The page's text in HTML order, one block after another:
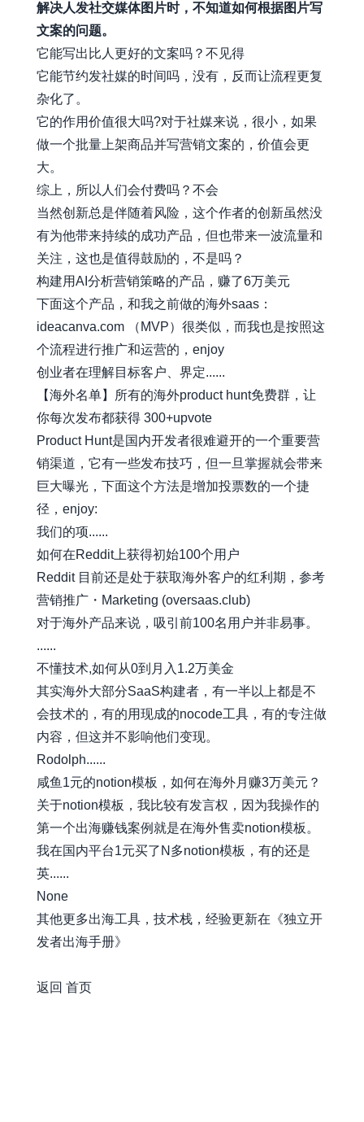
解决人发社交媒体图片时，不知道如何根据图片写
文案的问题。
它能写出比人更好的文案吗？不见得
它能节约发社媒的时间吗，没有，反而让流程更复
杂化了。
它的作用价值很大吗?对于社媒来说，很小，如果
做一个批量上架商品并写营销文案的，价值会更
大。
综上，所以人们会付费吗？不会
当然创新总是伴随着风险，这个作者的创新虽然没
有为他带来持续的成功产品，但也带来一波流量和
关注，这也是值得鼓励的，不是吗？
构建用AI分析营销策略的产品，赚了6万美元
下面这个产品，和我之前做的海外saas：
ideacanva.com （MVP）很类似，而我也是按照这
个流程进行推广和运营的，enjoy
创业者在理解目标客户、界定......
【海外名单】所有的海外product hunt免费群，让
你每次发布都获得 300+upvote
Product Hunt是国内开发者很难避开的一个重要营
销渠道，它有一些发布技巧，但一旦掌握就会带来
巨大曝光，下面这个方法是增加投票数的一个捷
径，enjoy:
我们的项......
如何在Reddit上获得初始100个用户
Reddit 目前还是处于获取海外客户的红利期，参考
营销推广・Marketing (oversaas.club)
对于海外产品来说，吸引前100名用户并非易事。
......
不懂技术,如何从0到月入1.2万美金
其实海外大部分SaaS构建者，有一半以上都是不
会技术的，有的用现成的nocode工具，有的专注做
内容，但这并不影响他们变现。
Rodolph......
咸鱼1元的notion模板，如何在海外月赚3万美元？
关于notion模板，我比较有发言权，因为我操作的
第一个出海赚钱案例就是在海外售卖notion模板。
我在国内平台1元买了N多notion模板，有的还是
英......
None
其他更多出海工具，技术栈，经验更新在《独立开
发者出海手册》
返回 首页